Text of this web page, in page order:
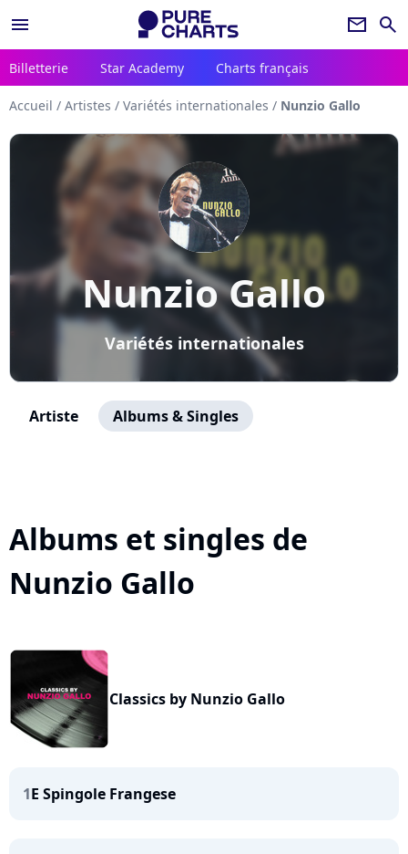
menu newsletter search
Billetterie Star Academy Charts français
Accueil / Artistes / Variétés internationales / Nunzio Gallo
Nunzio Gallo
Variétés internationales
Artiste Albums & Singles
Albums et singles de
Nunzio Gallo
Classics by Nunzio Gallo
1E Spingole Frangese